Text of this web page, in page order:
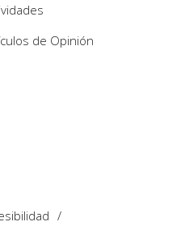
de Opinión